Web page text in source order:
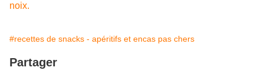
noix.
#recettes de snacks - apéritifs et encas pas chers
Partager